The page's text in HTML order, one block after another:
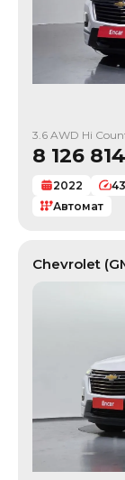
3.6 AWD Hi
8 126 814
2022
Автомат
Chevrolet